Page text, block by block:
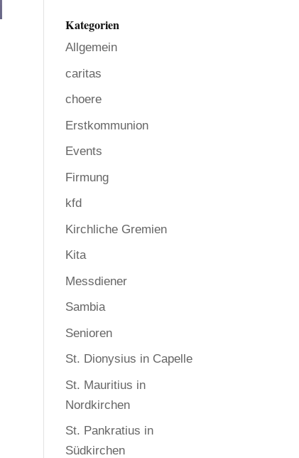
Kategorien
Allgemein
caritas
choere
Erstkommunion
Events
Firmung
kfd
Kirchliche Gremien
Kita
Messdiener
Sambia
Senioren
St. Dionysius in Capelle
St. Mauritius in
Nordkirchen
St. Pankratius in
Südkirchen